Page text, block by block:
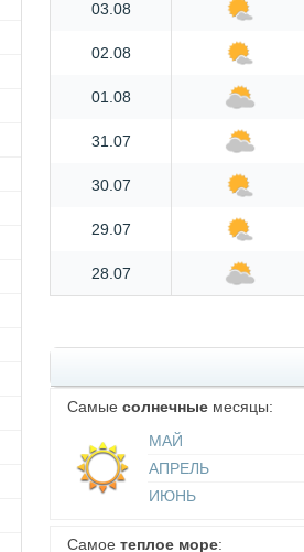
03.08
02.08
01.08
31.07
30.07
29.07
28.07
Самые солнечные месяцы:
МАЙ
АПРЕЛЬ
ИЮНЬ
Самое теплое море: